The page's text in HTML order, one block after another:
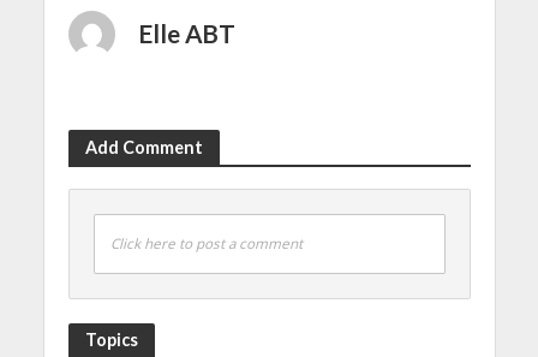
Elle ABT
Add Comment
Click here to post a comment
Topics